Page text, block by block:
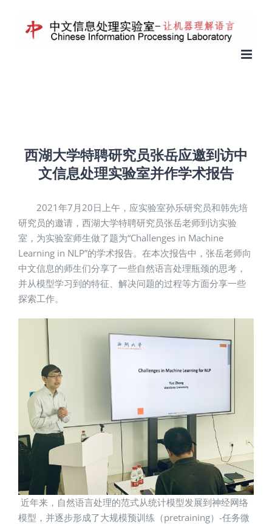
西湖大学特聘研究员张岳应邀到访中
文信息处理实验室并作学术报告
2021年7月20日上午，应实验室孙乐研究员和韩先培
研究员的邀请，西湖大学特聘研究员张岳老师到访实验
室，为实验室师生做了题为“Challenges in Machine
Learning in NLP”的学术报告。在本次报告中，张岳老师向
中文信息的师生们分享了一些自然语言处理瓶颈的思考，
并从模型学习到的特征、解决问题的过程等方面分享一些
探索工作。
近年来，自然语言处理的范式从统计模型发展到神经网络
模型，并逐步形成了大规模预训练（pretraining）-任务微